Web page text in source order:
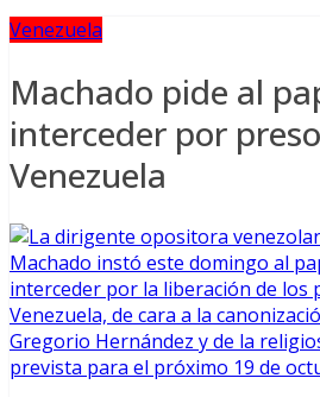
Venezuela
Machado pide al
interceder por
Venezuela